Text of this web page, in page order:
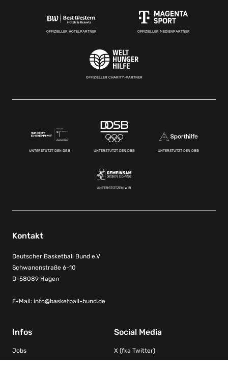
OFFIZIELLER HOTELPARTNER OFFIZIELLER MEDIENPARTNER
OFFIZIELLER CHARITY-PARTNER
UNTERSTÜTZT DEN DBB UNTERSTÜTZT DEN DBB UNTERSTÜTZT DEN DBB
UNTERSTÜTZEN WIR
Kontakt
Deutscher Basketball Bund e.V
Schwanenstraße 6-10
D-58089 Hagen
E-Mail: info@basketball-bund.de
Infos
Jobs
Social Media
X (fka Twitter)